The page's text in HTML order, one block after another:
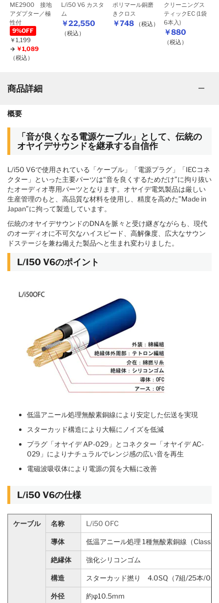
ME2900 接地
アダプター／極
性付
9%OFF
￥1,199
￥1,089
（税込）
L/i50 V6 カスタ
ム
￥22,550
（税込）
ポリマール銅磨
きクロス
￥748 （税込）
クリーニングス
ティックEC (1袋
6本入)
￥880
（税込）
商品詳細
概要
「音が良くなる電源ケーブル」として、伝統の
オヤイデサウンドを継承する自信作
L/i50 V6で使用されている「ケーブル」「電源プラグ」「IECコネ
クター」といった主要パーツは“音を良くするためだけ”に拘り抜い
たオーディオ専用パーツとなります。オヤイデ電気製品は厳しい
生産管理のもと、高品質な材料を使用し、精度を高めた”Made in
Japan”に拘って製造しています。
伝統のオヤイデサウンドのDNAを脈々と受け継ぎながらも、現代
のオーディオに不可欠なハイスピード、高解像度、広大なサウン
ドステージを兼ね備えた製品へと生まれ変わりました。
L/I50 V6のポイント
低温アニール処理無酸素銅線により安定した伝送を実現
スターカッド構造により大幅にノイズを低減
プラグ「オヤイデ AP-029」とコネクター「オヤイデ AC-
029」によりナチュラルでレンジ感の広い音を再生
電磁波吸収体により電源の質を大幅に改善
L/i50 V6の仕様
ケーブル 名称 L/i50 OFC
導体 低温アニール処理 1種無酸素銅線（Class1
絶縁体 強化シリコンゴム
構造 スターカッド撚り 4.0SQ（7組/25本/
外径 約φ10.5mm